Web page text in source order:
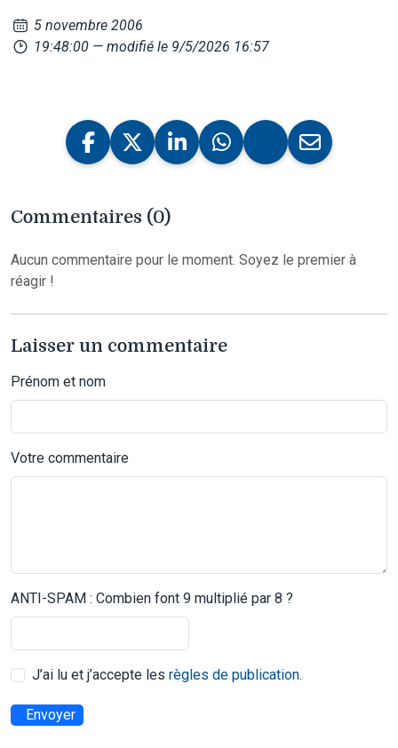
5 novembre 2006
19:48:00 — modifié le 9/5/2026 16:57
Commentaires (0)
Aucun commentaire pour le moment. Soyez le premier à
réagir !
Laisser un commentaire
Prénom et nom
Votre commentaire
ANTI-SPAM : Combien font 9 multiplié par 8 ?
J’ai lu et j’accepte les règles de publication.
Envoyer